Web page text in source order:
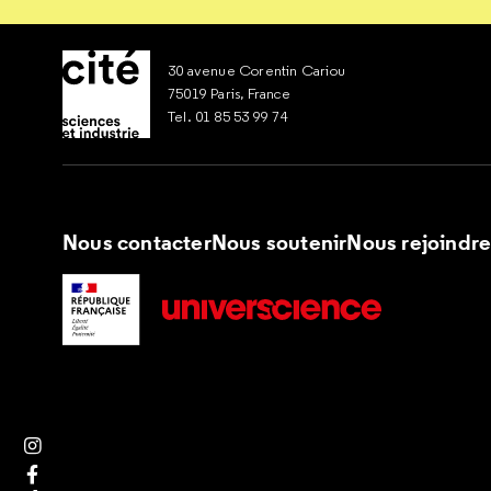
Suivez nous sur Instagram
Suivez nous sur Facebook
30 avenue Corentin Cariou
75019 Paris, France
Tel. 01 85 53 99 74
Nous contacterNous soutenirNous rejoindre